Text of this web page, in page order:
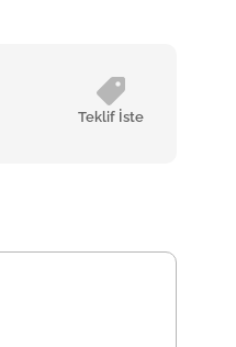
Teklif İste